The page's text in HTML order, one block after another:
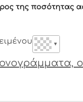
της ποσότητας
▼